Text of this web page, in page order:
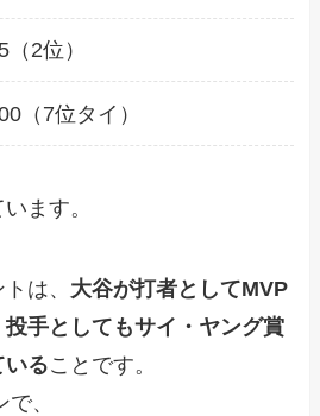
2位）
（7位タイ）
ます。
は、 大谷が打者としてMVP
手としてもサイ・ヤング賞
いることです。
、